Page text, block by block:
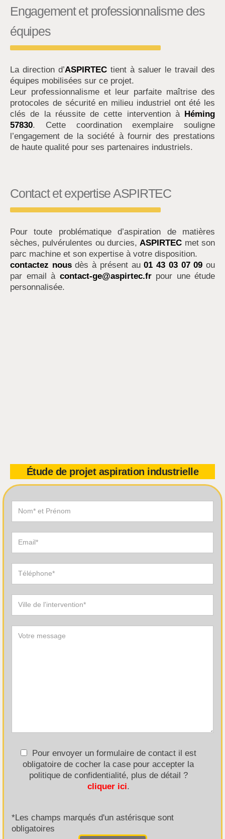
Engagement et professionnalisme des
équipes
La direction d’ASPIRTEC tient à saluer le travail des
équipes mobilisées sur ce projet.
Leur professionnalisme et leur parfaite maîtrise des
protocoles de sécurité en milieu industriel ont été les
clés de la réussite de cette intervention à Héming
57830. Cette coordination exemplaire souligne
l’engagement de la société à fournir des prestations
de haute qualité pour ses partenaires industriels.
Contact et expertise ASPIRTEC
Pour toute problématique d’aspiration de matières
sèches, pulvérulentes ou durcies,ASPIRTEC met son
parc machine et son expertise à votre disposition.
contactez nousdès à présent au01 43 03 07 09 ou
par email à contact-ge@aspirtec.frpour une étude
personnalisée.
Étude de projet aspiration industrielle
Pour envoyer un formulaire de contact il est
obligatoire de cocher la case pour accepter la
politique de confidentialité, plus de détail ?
cliquer ici.
*Les champs marqués d'un astérisque sont
obligatoires